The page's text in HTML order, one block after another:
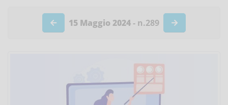
15 Maggio 2024 - n.289